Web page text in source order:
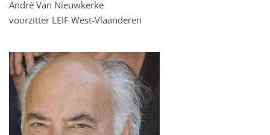
André Van Nieuwkerke
voorzitter LEIF West-Vlaanderen